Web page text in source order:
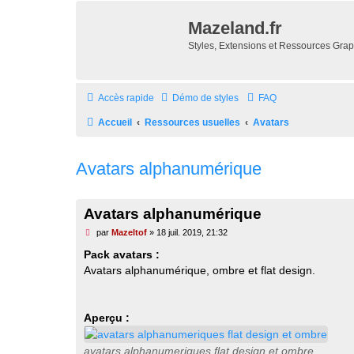
Mazeland.fr
Styles, Extensions et Ressources
Accès rapide Démo de styles FAQ
Accueil Ressources usuelles Avatars
Avatars alphanumérique
Avatars alphanumérique
M
s
a
n
l
par Mazeltof» 18 juil. 2019, 21:32
Pack avatars :
Avatars alphanumérique, ombre et flat design.
Aperçu :
avatars alphanumeriques flat design et ombre